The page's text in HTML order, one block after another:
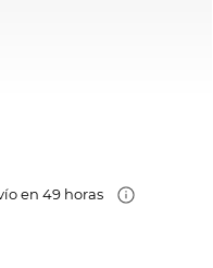
en 49 horas